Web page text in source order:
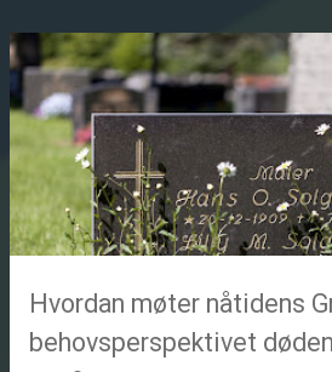
n
n
e
g
Hvordan møter nåtidens
behovsperspektivet